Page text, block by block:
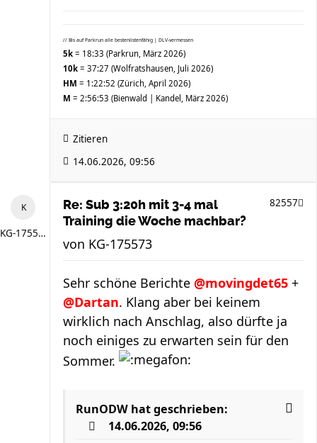
// Bis auf Parkrun alle bestenlistenfähig | DLV-vermessen
5k = 18:33 (Parkrun, März 2026)
10k = 37:27 (Wolfratshausen, Juli 2026)
HM = 1:22:52 (Zürich, April 2026)
M = 2:56:53 (Bienwald | Kandel, März 2026)
Zitieren
14.06.2026, 09:56
KG-175573
Re: Sub 3:20h mit 3-4 mal
Training die Woche machbar?
82557
von KG-175573
Sehr schöne Berichte @movingdet65 +
@Dartan. Klang aber bei keinem
wirklich nach Anschlag, also dürfte ja
noch einiges zu erwarten sein für den
Sommer.
RunODW hat geschrieben:
14.06.2026, 09:56